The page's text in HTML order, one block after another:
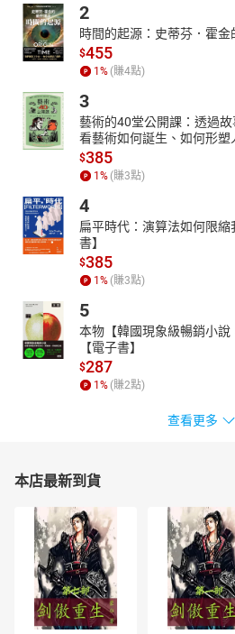
2
時間的起源：史蒂芬．霍金
$455
1% (賺4點)
3
藝術的40堂公開課：透過
看藝術如何誕生、如何形塑
$385
1% (賺3點)
4
扁平時代：演算法如何限
書】
$385
1% (賺3點)
5
本物【韓國現象級暢銷小說
【電子書】
$287
1% (賺2點)
查看更多
本店最新到貨